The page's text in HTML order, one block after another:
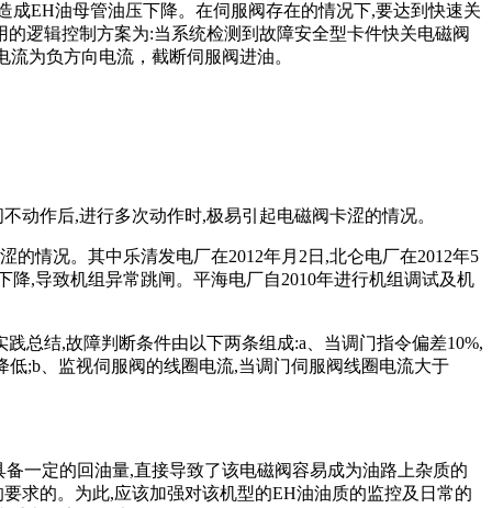
EH油母管油压下降。在伺服阀存在的情况下,要达到快速关
逻辑控制方案为:当系统检测到故障安全型卡件快关电磁阀
为负方向电流，截断伺服阀进油。
动作后,进行多次动作时,极易引起电磁阀卡涩的情况。
情况。其中乐清发电厂在2012年月2日,北仑电厂在2012年5
,导致机组异常跳闸。平海电厂自2010年进行机组调试及机
总结,故障判断条件由以下两条组成:a、当调门指令偏差10%,
;b、监视伺服阀的线圈电流,当调门伺服阀线圈电流大于
一定的回油量,直接导致了该电磁阀容易成为油路上杂质的
求的。为此,应该加强对该机型的EH油油质的监控及日常的